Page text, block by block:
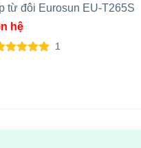
từ đôi Eurosun EU-T265S
hệ
1